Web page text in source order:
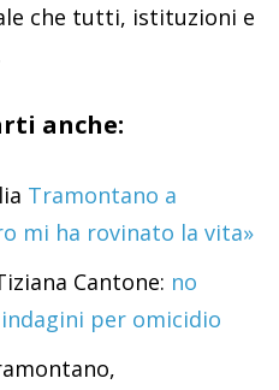
che tutti, istituzioni e
anche:
Tramontano a
mi ha rovinato la vita»
Cantone: no
indagini per omicidio